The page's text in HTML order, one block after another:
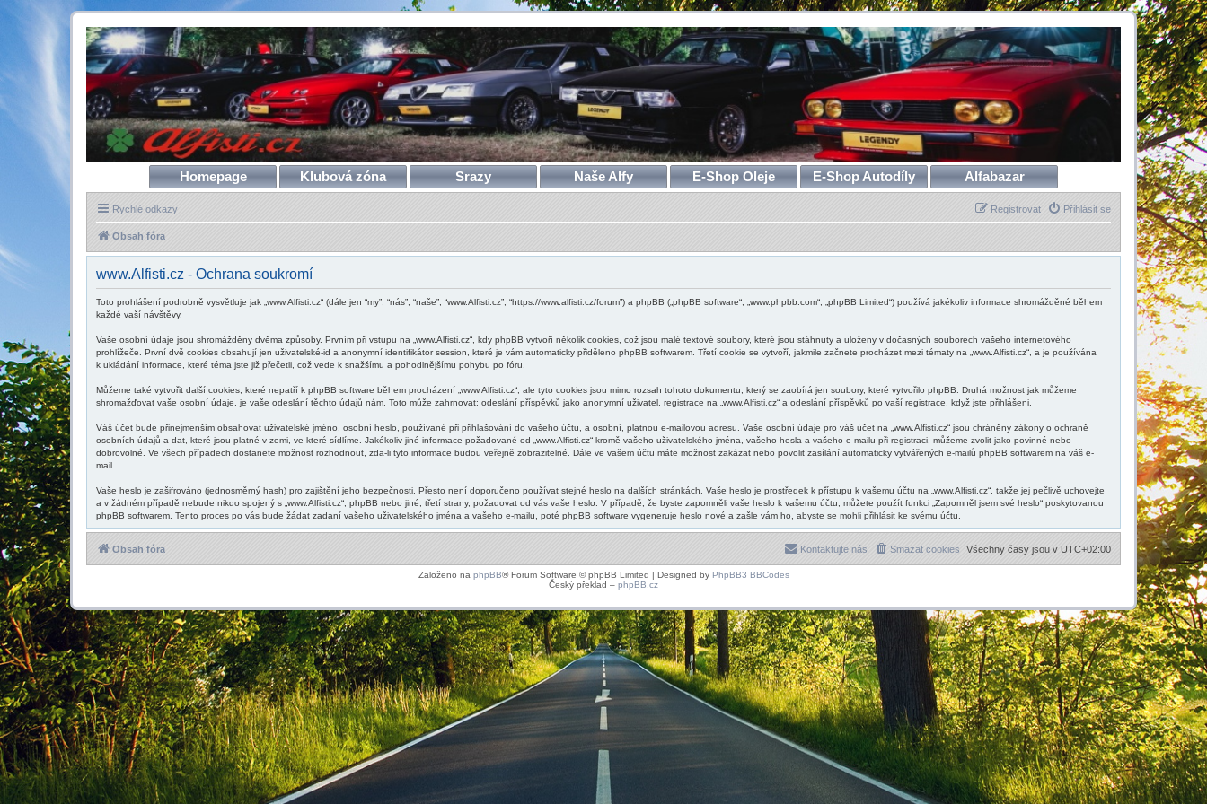
Homepage Klubová zóna Srazy Naše Alfy E-Shop Oleje E-Shop Autodíly Alfabazar
Rychlé odkazy Přihlásit se
Registrovat
Obsah fóra
www.Alfisti.cz - Ochrana soukromí
Toto prohlášení podrobně vysvětluje jak „www.Alfisti.cz“ (dále jen “my”, “nás”, “naše”, “www.Alfisti.cz”, “https://www.alfisti.cz/forum”) a phpBB („phpBB software“, „www.phpbb.com“, „phpBB Limited“) používá jakékoliv informace shromážděné během
každé vaší návštěvy.
Vaše osobní údaje jsou shromážděny dvěma způsoby. Prvním při vstupu na „www.Alfisti.cz“, kdy phpBB vytvoří několik cookies, což jsou malé textové soubory, které jsou stáhnuty a uloženy v dočasných souborech vašeho internetového
prohlížeče. První dvě cookies obsahují jen uživatelské-id a anonymní identifikátor session, které je vám automaticky přiděleno phpBB softwarem. Třetí cookie se vytvoří, jakmile začnete procházet mezi tématy na „www.Alfisti.cz“, a je používána
k ukládání informace, které téma jste již přečetli, což vede k snažšímu a pohodlnějšímu pohybu po fóru.
Můžeme také vytvořit další cookies, které nepatří k phpBB software během procházení „www.Alfisti.cz“, ale tyto cookies jsou mimo rozsah tohoto dokumentu, který se zaobírá jen soubory, které vytvořilo phpBB. Druhá možnost jak můžeme
shromažďovat vaše osobní údaje, je vaše odeslání těchto údajů nám. Toto může zahrnovat: odeslání příspěvků jako anonymní uživatel, registrace na „www.Alfisti.cz“ a odeslání příspěvků po vaší registrace, když jste přihlášeni.
Váš účet bude přinejmenším obsahovat uživatelské jméno, osobní heslo, používané při přihlašování do vašeho účtu, a osobní, platnou e-mailovou adresu. Vaše osobní údaje pro váš účet na „www.Alfisti.cz“ jsou chráněny zákony o ochraně
osobních údajů a dat, které jsou platné v zemi, ve které sídlíme. Jakékoliv jiné informace požadované od „www.Alfisti.cz“ kromě vašeho uživatelského jména, vašeho hesla a vašeho e-mailu při registraci, můžeme zvolit jako povinné nebo
dobrovolné. Ve všech případech dostanete možnost rozhodnout, zda-li tyto informace budou veřejně zobrazitelné. Dále ve vašem účtu máte možnost zakázat nebo povolit zasílání automaticky vytvářených e-mailů phpBB softwarem na váš e-
mail.
Vaše heslo je zašifrováno (jednosměrný hash) pro zajištění jeho bezpečnosti. Přesto není doporučeno používat stejné heslo na dalších stránkách. Vaše heslo je prostředek k přístupu k vašemu účtu na „www.Alfisti.cz“, takže jej pečlivě uchovejte
a v žádném případě nebude nikdo spojený s „www.Alfisti.cz“, phpBB nebo jiné, třetí strany, požadovat od vás vaše heslo. V případě, že byste zapomněli vaše heslo k vašemu účtu, můžete použít funkci „Zapomněl jsem své heslo“ poskytovanou
phpBB softwarem. Tento proces po vás bude žádat zadaní vašeho uživatelského jména a vašeho e-mailu, poté phpBB software vygeneruje heslo nové a zašle vám ho, abyste se mohli přihlásit ke svému účtu.
Obsah fóra Všechny časy jsou v UTC+02:00
Smazat cookies
Kontaktujte nás
Založeno na phpBB® Forum Software © phpBB Limited | Designed by PhpBB3 BBCodes
Český překlad – phpBB.cz